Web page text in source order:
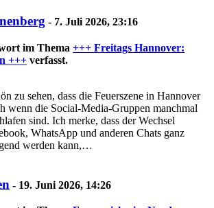
- 7. Juli 2026, 23:16
im Thema +++ Freitags Hannover:
+++ verfasst.
zu sehen, dass die Feuerszene in Hannover
wenn die Social-Media-Gruppen manchmal
sind. Ich merke, dass der Wechsel
WhatsApp und anderen Chats ganz
werden kann,…
- 19. Juni 2026, 14:26